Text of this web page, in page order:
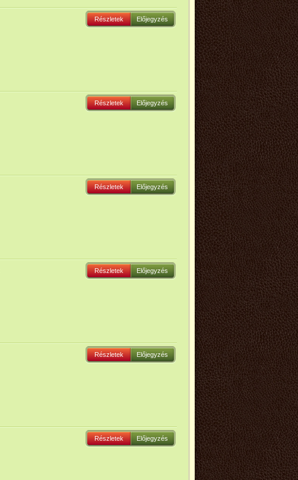
Részletek Előjegyzés
Részletek Előjegyzés
Részletek Előjegyzés
Részletek Előjegyzés
Részletek Előjegyzés
Részletek Előjegyzés